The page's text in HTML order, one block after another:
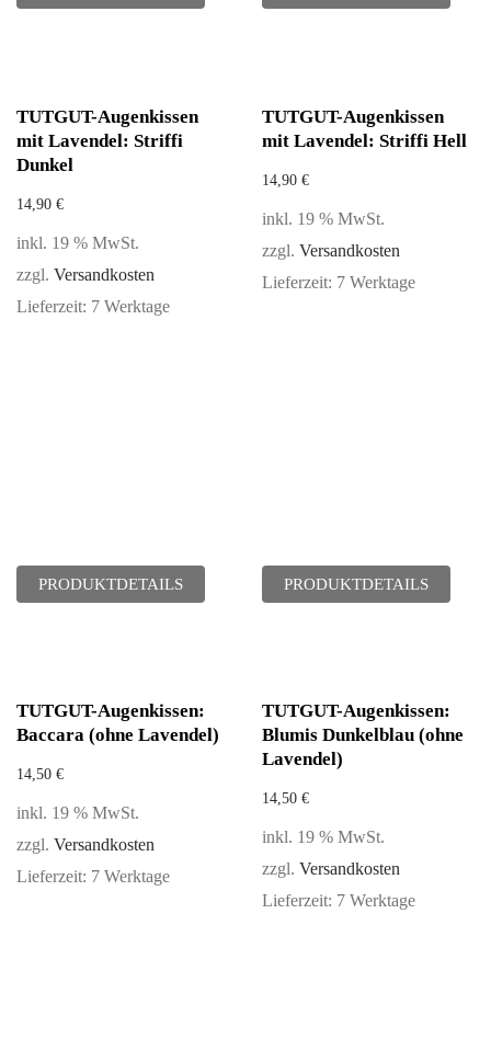
TUTGUT-Augenkissen
mit Lavendel: Striffi
Dunkel
14,90 €
inkl. 19 % MwSt.
zzgl. Versandkosten
Lieferzeit: 7 Werktage
PRODUKTDETAILS
TUTGUT-Augenkissen
mit Lavendel: Striffi Hell
14,90 €
inkl. 19 % MwSt.
zzgl. Versandkosten
Lieferzeit: 7 Werktage
PRODUKTDETAILS
TUTGUT-Augenkissen:
Baccara (ohne Lavendel)
14,50 €
inkl. 19 % MwSt.
zzgl. Versandkosten
Lieferzeit: 7 Werktage
TUTGUT-Augenkissen:
Blumis Dunkelblau (ohne
Lavendel)
14,50 €
inkl. 19 % MwSt.
zzgl. Versandkosten
Lieferzeit: 7 Werktage